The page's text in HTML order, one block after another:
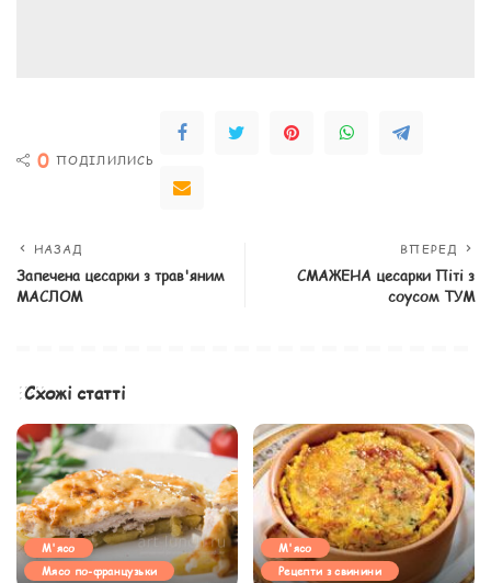
0 ПОДІЛИЛИСЬ
НАЗАД
Запечена цесарки з трав'яним
МАСЛОМ
ВПЕРЕД
СМАЖЕНА цесарки Піті з
соусом ТУМ
Схожі статті
М'ясо
Мясо по-французьки
М'ясо
Рецепти з свинини